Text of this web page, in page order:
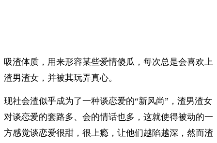
吸渣体质，用来形容某些爱情傻瓜，每次总是会喜欢上
渣男渣女，并被其玩弄真心。
现社会渣似乎成为了一种谈恋爱的“新风尚”，渣男渣女
对谈恋爱的套路多、会的情话也多，这就使得被动的一
方感觉谈恋爱很甜，很上瘾，让他们越陷越深，然而渣